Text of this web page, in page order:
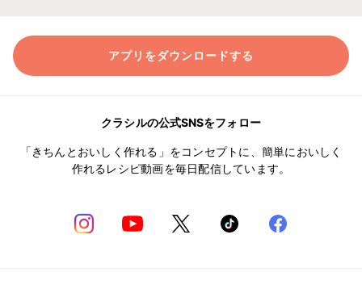
アプリをダウンロードする
クラシルの公式SNSをフォロー
「きちんとおいしく作れる」をコンセプトに、簡単においしく
作れるレシピ動画を毎日配信しています。